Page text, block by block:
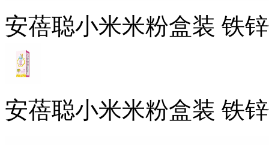
安蓓聪小米米粉盒装 铁
安蓓聪小米米粉盒装 铁